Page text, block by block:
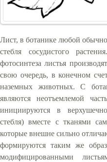
Лист, в ботанике любой
стебля сосудистого
фотосинтеза листья
свою очередь, в конечном
наземных животных. С
являются неотъемлемой
инициируются в
стебля) вместе с тканями
которые внешне сильно
формируются таким же
модифицированными